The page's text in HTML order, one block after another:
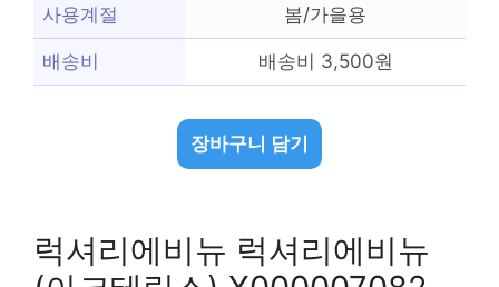
사용계절 봄/가을용
배송비 배송비 3,500원
장바구니 담기
럭셔리에비뉴 럭셔리에비뉴